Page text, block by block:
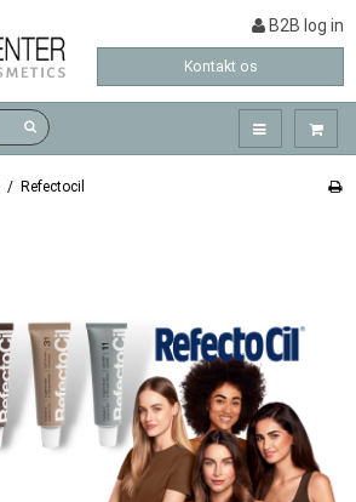
B2B log in
Kontakt os
/ Refectocil